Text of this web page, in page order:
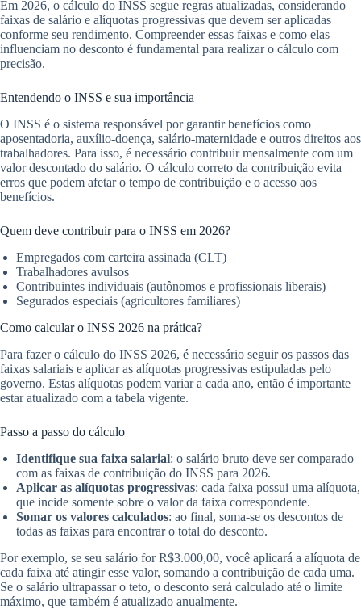
Em 2026, o cálculo do INSS segue regras atualizadas, considerando
faixas de salário e alíquotas progressivas que devem ser aplicadas
conforme seu rendimento. Compreender essas faixas e como elas
influenciam no desconto é fundamental para realizar o cálculo com
precisão.
Entendendo o INSS e sua importância
O INSS é o sistema responsável por garantir benefícios como
aposentadoria, auxílio-doença, salário-maternidade e outros direitos aos
trabalhadores. Para isso, é necessário contribuir mensalmente com um
valor descontado do salário. O cálculo correto da contribuição evita
erros que podem afetar o tempo de contribuição e o acesso aos
benefícios.
Quem deve contribuir para o INSS em 2026?
Empregados com carteira assinada (CLT)
Trabalhadores avulsos
Contribuintes individuais (autônomos e profissionais liberais)
Segurados especiais (agricultores familiares)
Como calcular o INSS 2026 na prática?
Para fazer o cálculo do INSS 2026, é necessário seguir os passos das
faixas salariais e aplicar as alíquotas progressivas estipuladas pelo
governo. Estas alíquotas podem variar a cada ano, então é importante
estar atualizado com a tabela vigente.
Passo a passo do cálculo
Identifique sua faixa salarial: o salário bruto deve ser comparado
com as faixas de contribuição do INSS para 2026.
Aplicar as alíquotas progressivas: cada faixa possui uma alíquota,
que incide somente sobre o valor da faixa correspondente.
Somar os valores calculados: ao final, soma-se os descontos de
todas as faixas para encontrar o total do desconto.
Por exemplo, se seu salário for R$3.000,00, você aplicará a alíquota de
cada faixa até atingir esse valor, somando a contribuição de cada uma.
Se o salário ultrapassar o teto, o desconto será calculado até o limite
máximo, que também é atualizado anualmente.